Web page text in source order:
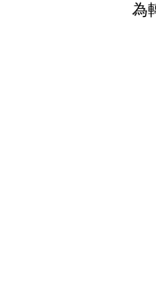
為